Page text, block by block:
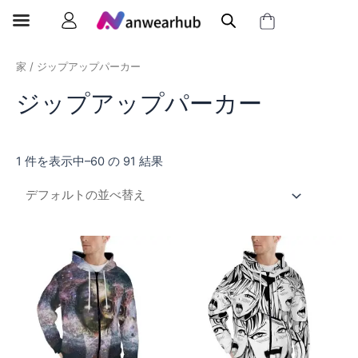
家 / ジップアップパーカー
ジップアップパーカー
1 件を表示中–60 の 91 結果